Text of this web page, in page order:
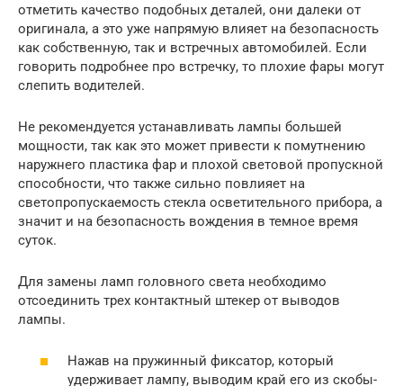
отметить качество подобных деталей, они далеки от
оригинала, а это уже напрямую влияет на безопасность
как собственную, так и встречных автомобилей. Если
говорить подробнее про встречку, то плохие фары могут
слепить водителей.
Не рекомендуется устанавливать лампы большей
мощности, так как это может привести к помутнению
наружнего пластика фар и плохой световой пропускной
способности, что также сильно повлияет на
светопропускаемость стекла осветительного прибора, а
значит и на безопасность вождения в темное время
суток.
Для замены ламп головного света необходимо
отсоединить трех контактный штекер от выводов
лампы.
Нажав на пружинный фиксатор, который
удерживает лампу, выводим край его из скобы-